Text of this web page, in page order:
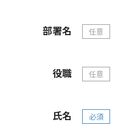
部署名 任意
役職 任意
氏名 必須